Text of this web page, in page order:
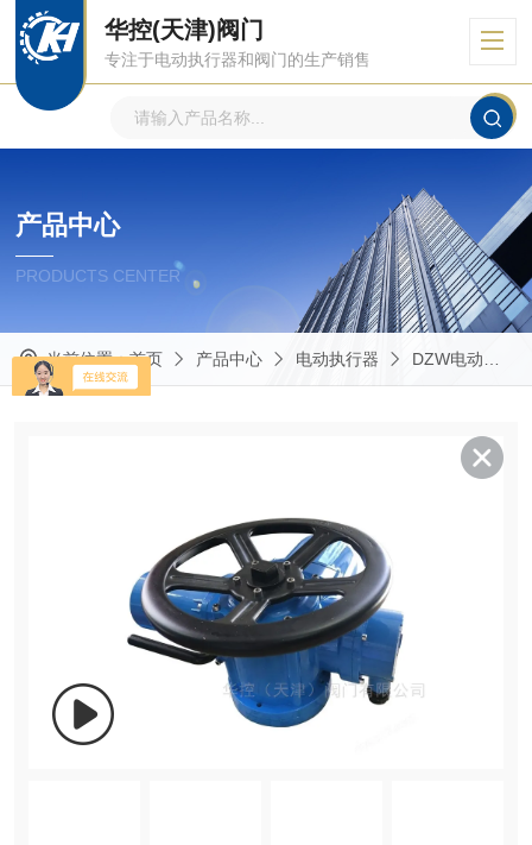
华控(天津)阀门
专注于电动执行器和阀门的生产销售
产品中心
PRODUCTS CENTER
当前位置：首页 产品中心 电动执行器 DZW电动执行器